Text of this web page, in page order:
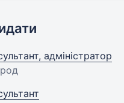
адміністратор